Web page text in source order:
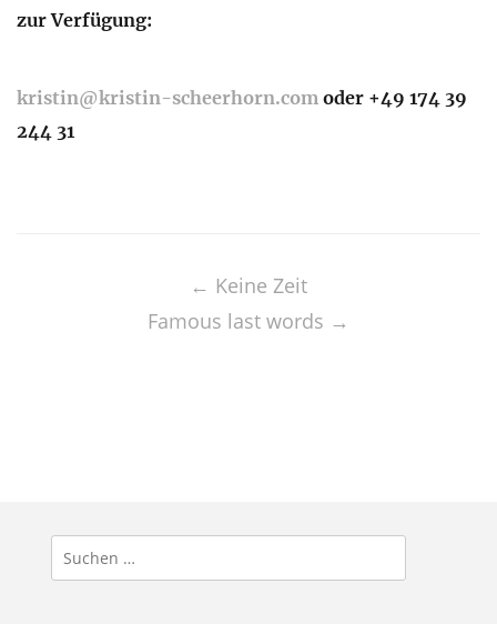
zur Verfügung:
kristin@kristin-scheerhorn.com oder +49 174 39
244 31
← Keine Zeit
Famous last words →
Suchen
nach: